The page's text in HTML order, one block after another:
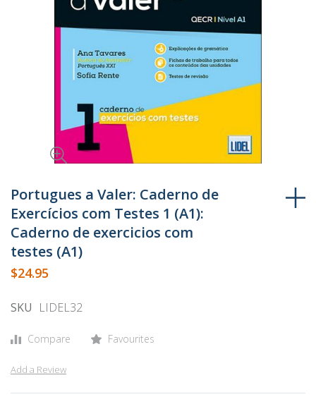
to
the
beginning
of
the
images
Portugues a Valer: Caderno de
Exercícios com Testes 1 (A1):
Caderno de exercicios com
testes (A1)
$24.95
SKU LIDEL32
Compare Favourites
Add a Review